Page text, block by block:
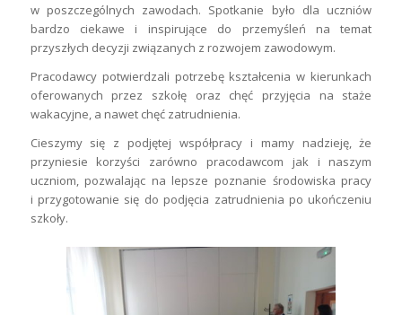
w poszczególnych zawodach. Spotkanie było dla uczniów
bardzo ciekawe i inspirujące do przemyśleń na temat
przyszłych decyzji związanych z rozwojem zawodowym.
Pracodawcy potwierdzali potrzebę kształcenia w kierunkach
oferowanych przez szkołę oraz chęć przyjęcia na staże
wakacyjne, a nawet chęć zatrudnienia.
Cieszymy się z podjętej współpracy i mamy nadzieję, że
przyniesie korzyści zarówno pracodawcom jak i naszym
uczniom, pozwalając na lepsze poznanie środowiska pracy
i przygotowanie się do podjęcia zatrudnienia po ukończeniu
szkoły.